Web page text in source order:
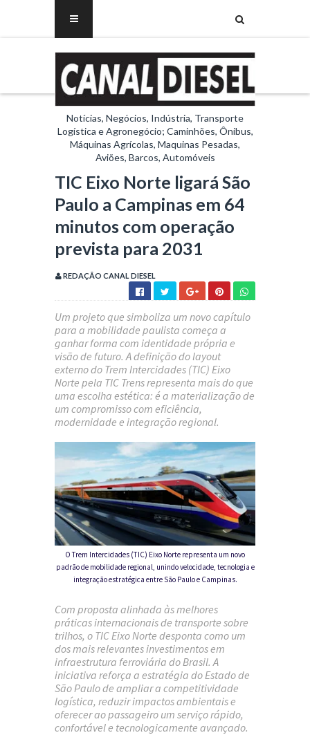
Notícias, Negócios, Indústria, Transporte
Logística e Agronegócio; Caminhões, Ônibus,
Máquinas Agrícolas, Maquinas Pesadas,
Aviões, Barcos, Automóveis
TIC Eixo Norte ligará São
Paulo a Campinas em 64
minutos com operação
prevista para 2031
REDAÇÃO CANAL DIESEL
Um projeto que simboliza um novo capítulo
para a mobilidade paulista começa a
ganhar forma com identidade própria e
visão de futuro. A definição do layout
externo do Trem Intercidades (TIC) Eixo
Norte pela TIC Trensrepresenta mais do que
uma escolha estética: é a materialização de
um compromisso com eficiência,
modernidade e integração regional.
OTrem Intercidades (TIC) Eixo Norte representa um novo
padrão de mobilidade regional, unindo velocidade, tecnologia e
integração estratégica entre São Paulo e Campinas.
Com proposta alinhada às melhores
práticas internacionais de transporte sobre
trilhos, o TIC Eixo Norte desponta como um
dos mais relevantes investimentos em
infraestrutura ferroviária do Brasil. A
iniciativa reforça a estratégia do Estado de
São Paulo de ampliar a competitividade
logística, reduzir impactos ambientais e
oferecer ao passageiro um serviço rápido,
confortável e tecnologicamente avançado.